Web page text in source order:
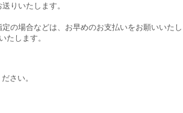
りいたします。
の場合などは、お早めのお支払いをお願いいたし
たします。
ださい。